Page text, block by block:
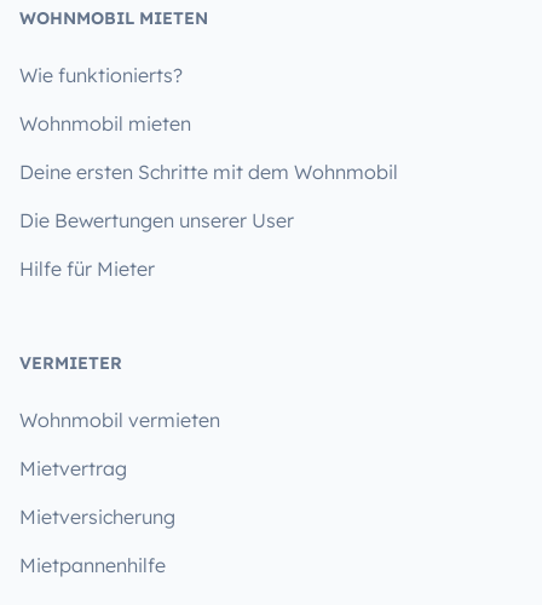
WOHNMOBIL MIETEN
Wie funktionierts?
Wohnmobil mieten
Deine ersten Schritte mit dem Wohnmobil
Die Bewertungen unserer User
Hilfe für Mieter
VERMIETER
Wohnmobil vermieten
Mietvertrag
Mietversicherung
Mietpannenhilfe